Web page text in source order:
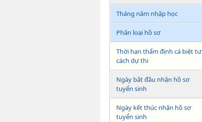
Tháng năm nhập học
Phân loại hồ sơ
Thời hạn thẩm định cá biệt tư
cách dự thi
Ngày bắt đầu nhận hồ sơ
tuyển sinh
Ngày kết thúc nhận hồ sơ
tuyển sinh